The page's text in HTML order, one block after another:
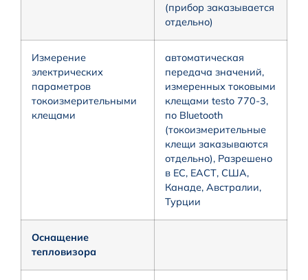
(прибор заказывается
отдельно)
Измерение
электрических
параметров
токоизмерительными
клещами
автоматическая
передача значений,
измеренных токовыми
клещами testo 770-3,
по Bluetooth
(токоизмерительные
клещи заказываются
отдельно), Разрешено
в ЕС, ЕАСТ, США,
Канаде, Австралии,
Турции
Оснащение
тепловизора